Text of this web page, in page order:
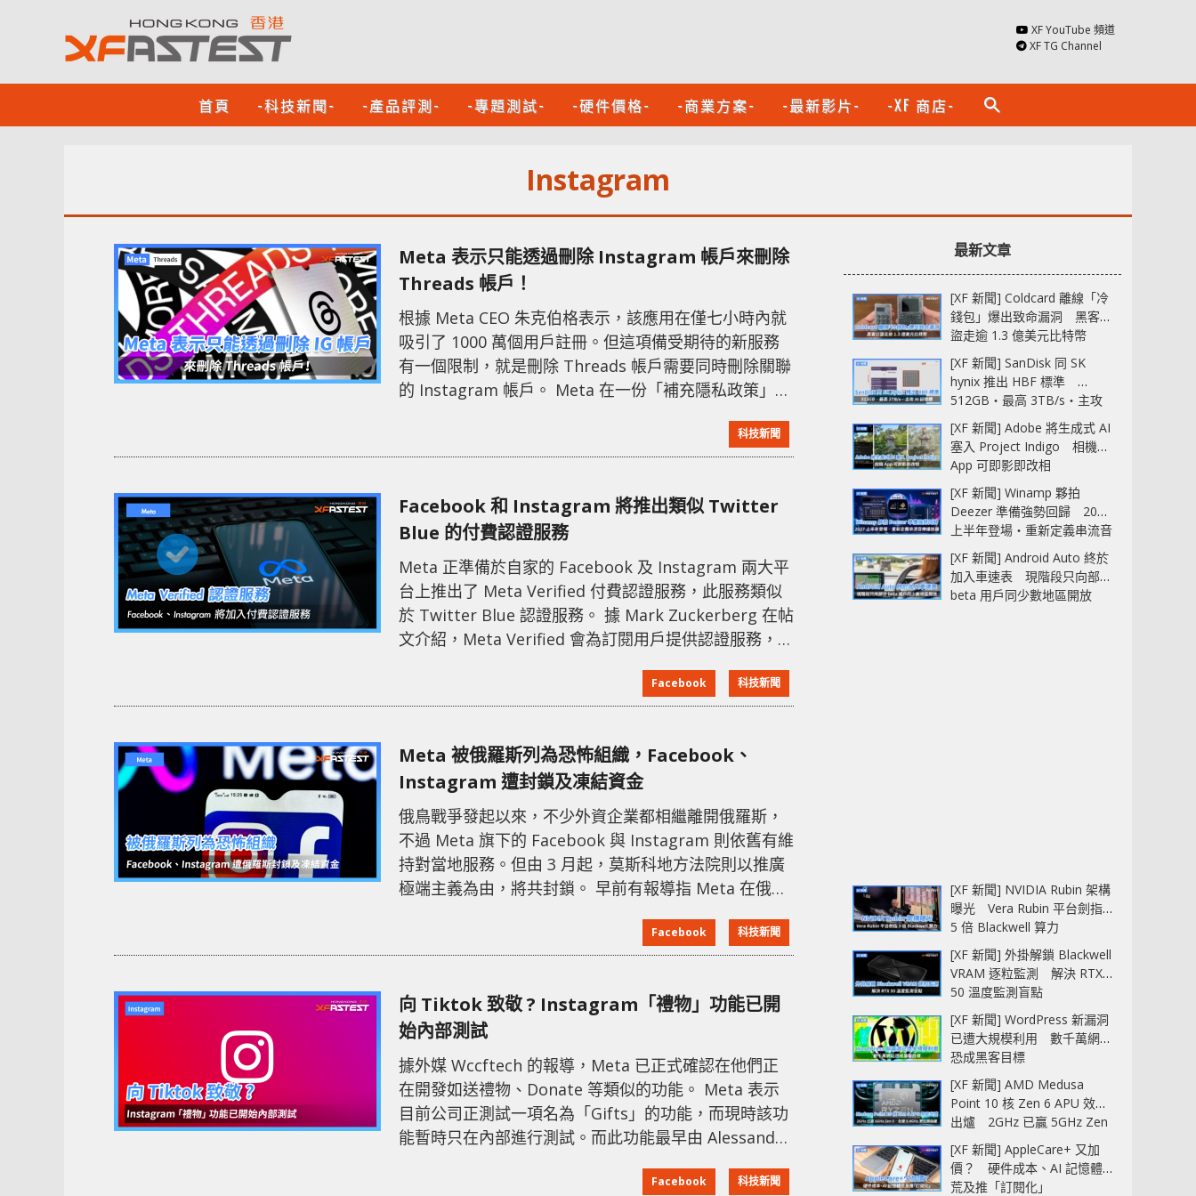
XF YouTube 頻道
XF TG Channel
首頁 -科技新聞- -產品評測- -專題測試- -硬件價格- -商業方案- -最新影片- -XF 商店- search
Instagram
Meta 表示只能透過刪除 Instagram 帳戶來刪除
Threads 帳戶！
根據 Meta CEO 朱克伯格表示，該應用在僅七小時內就
吸引了 1000 萬個用戶註冊。但這項備受期待的新服務
有一個限制，就是刪除 Threads 帳戶需要同時刪除關聯
的 Instagram 帳戶。 Meta 在一份「補充隱私政策」中
透過刪除 Instagram 帳戶來刪除 Threads 個人檔
案。」Meta 在政策頁面上進一步解釋，Threads 個人
許多用戶大感驚訝
科技新聞
Facebook 和 Instagram 將推出類似 Twitter
Blue 的付費認證服務
Meta 正準備於自家的 Facebook 及 Instagram 兩大平
台上推出了 Meta Verified 付費認證服務，此服務類似
於 Twitter Blue 認證服務。 據 Mark Zuckerberg 在帖
文介紹，Meta Verified 會為訂閱用戶提供認證服務，以
於 iOS、Android APP 上訂閱，亦可於網頁版中訂閱。
前者月費為 US$15，若轉到 Facebook 網頁訂閱則為
Facebook 科技新聞
Meta 被俄羅斯列為恐怖組織，Facebook、
Instagram 遭封鎖及凍結資金
俄鳥戰爭發起以來，不少外資企業都相繼離開俄羅斯，
不過 Meta 旗下的 Facebook 與 Instagram 則依舊有維
持對當地服務。但由 3 月起，莫斯科地方法院則以推廣
極端主義為由，將共封鎖。 早前有報導指 Meta 在俄烏
的仇恨言論政策，容許烏克蘭與鄰近國家的用戶可發佈
對待俄羅斯的仇恨、以暴制暴等貼文。而俄羅斯指控
鎖這些平台，雖 Meta 曾上訴但亦遭到法院
Facebook 科技新聞
向 Tiktok 致敬 ? ​Instagram「禮物」功能已開
始內部測試
據外媒 Wccftech 的報導，Meta 已正式確認在他們正
在開發如送禮物、Donate 等類似的功能。 Meta 表示
目前公司正測試一項名為「Gifts」的功能，而現時該功
能暫時只在內部進行測試。而此功能最早由 Alessandro
個名為「Content Appreciation」的選單下發現了一個
Facebook 科技新聞
最新文章
[XF 新聞] Coldcard 離線「冷
錢包」爆出致命漏洞 黑客已
盜走逾 1.3 億美元比特幣
[XF 新聞] SanDisk 同 SK
hynix 推出 HBF 標準
512GB‧最高 3TB/s‧主攻
AI 記憶體
[XF 新聞] Adobe 將生成式 AI
塞入 Project Indigo 相機
App 可即影即改相
[XF 新聞] Winamp 夥拍
Deezer 準備強勢回歸 2027
上半年登場‧重新定義串流音
樂播放器
[XF 新聞] Android Auto 終於
加入車速表 現階段只向部分
beta 用戶同少數地區開放
[XF 新聞] NVIDIA Rubin 架構
曝光 Vera Rubin 平台劍指
5 倍 Blackwell 算力
[XF 新聞] 外掛解鎖 Blackwell
VRAM 逐粒監測 解決 RTX
50 溫度監測盲點
[XF 新聞] WordPress 新漏洞
已遭大規模利用 數千萬網站
恐成黑客目標
[XF 新聞] AMD Medusa
Point 10 核 Zen 6 APU 效能
出爐 2GHz 已贏 5GHz Zen
5‧全速 5.4GHz 更拉開距離
[XF 新聞] AppleCare+ 又加
價？ 硬件成本、AI 記憶體
荒及推「訂閱化」